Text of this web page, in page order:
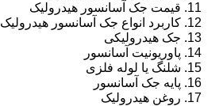
قیمت جک آسانسور هیدرولیک
کاربرد انواع جک آسانسور هیدرولیک
جک هیدرولیکی
پاوریونیت آسانسور
شلنگ یا لوله فلزی
پایه جک آسانسور
روغن هیدرولیک